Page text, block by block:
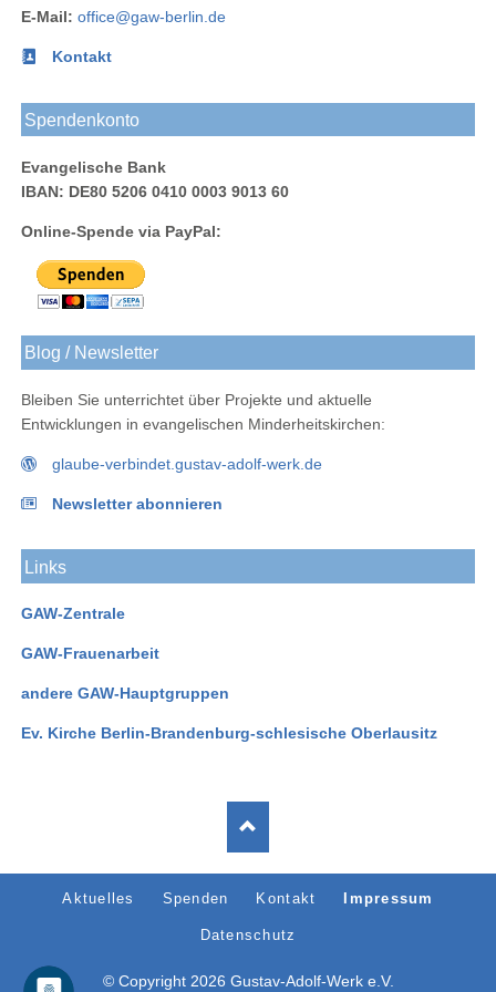
E-Mail: office@gaw-berlin.de
Kontakt
Spendenkonto
Evangelische Bank
IBAN: DE80 5206 0410 0003 9013 60
Online-Spende via PayPal:
Blog / Newsletter
Bleiben Sie unterrichtet über Projekte und aktuelle
Entwicklungen in evangelischen Minderheitskirchen:
glaube-verbindet.gustav-adolf-werk.de
Newsletter abonnieren
Links
GAW-Zentrale
GAW-Frauenarbeit
andere GAW-Hauptgruppen
Ev. Kirche Berlin-Brandenburg-schlesische Oberlausitz
Navigation
Aktuelles Spenden Kontakt Impressum
Datenschutz
© Copyright 2026 Gustav-Adolf-Werk e.V.